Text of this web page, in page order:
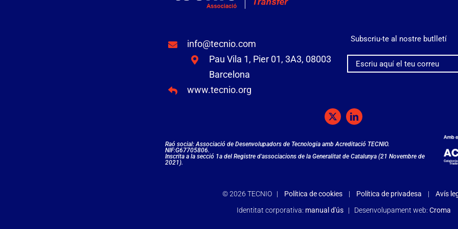
info@tecnio.com
Pau Vila 1, Pier 01, 3A3, 08003
Barcelona
www.tecnio.org
Subscriu-te al nostre butlletí
Raó social: Associació de Desenvolupadors de Tecnologia amb Acreditació TECNIO.
NIF:G67705806.
Inscrita a la secció 1a del Registre d'associacions de la Generalitat de Catalunya (21 Novembre de
2021).
©2026 TECNIO | Política de cookies | Política de privadesa |
Avís
Identitat corporativa: manual d'ús| Desenvolupament web: Croma